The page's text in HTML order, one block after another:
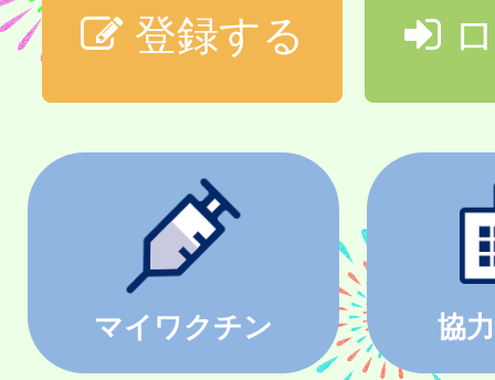
登録する
マイワクチン 協